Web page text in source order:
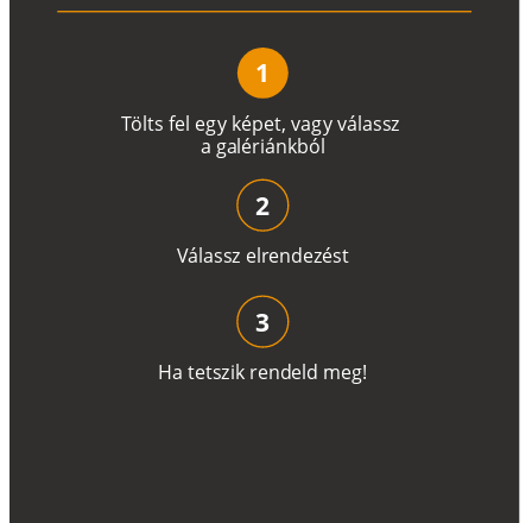
Tölts fel egy képet, vagyválassz
a galériánkból
1
Válassz elrendezést
2
Ha tetszik rendeld meg!
3